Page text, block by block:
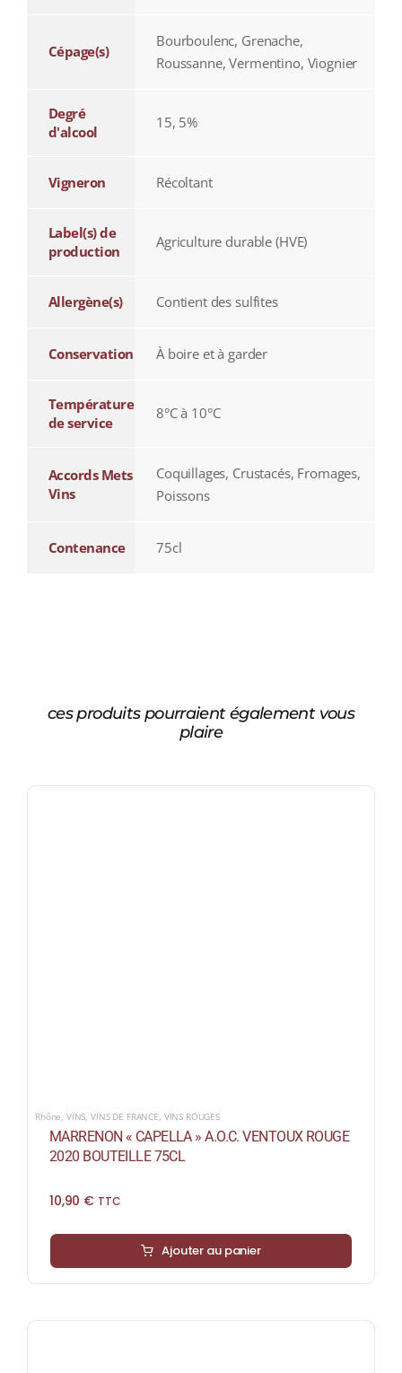
Cépage(s)
Bourboulenc, Grenache,
Roussanne, Vermentino, Viognier
Degré
d'alcool
15, 5%
Vigneron Récoltant
Label(s) de
production
Agriculture durable (HVE)
Allergène(s) Contient des sulfites
Conservation À boire et à garder
Température
de service
8°C à 10°C
Accords Mets
Vins
Coquillages, Crustacés, Fromages,
Poissons
Contenance 75cl
ces produits pourraient également vous
plaire
Rhône VINS ,VINS DE FRANCE VINS ROUGES
MARRENON « CAPELLA » A.O.C. VENTOUX ROUGE
2020 BOUTEILLE 75CL
10,90 € TTC
Ajouter au panier